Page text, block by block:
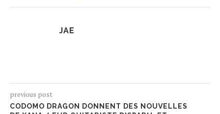
JAE
previous post
CODOMO DRAGON DONNENT DES NOUVELLES